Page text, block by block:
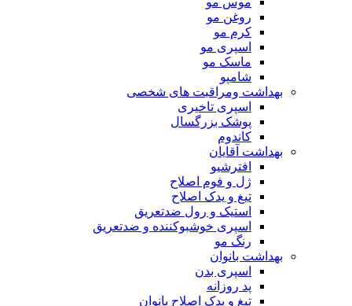
روغن مو
کرم مو
اسپری مو
ماسک مو
شامپو
بهداشت ومراقبت های شخصی
اسپری تاخیری
پوشک بزرگسال
کاندوم
بهداشت آقایان
افترشیو
ژل و فوم اصلاح
تیغ و یدک اصلاح
استیک و رول ضدتعریق
اسپری خوشبوکننده و ضدتعریق
رنگ مو
بهداشت بانوان
اسپری بدن
پد روزانه
تیغ و یدک اصلاح بانوان